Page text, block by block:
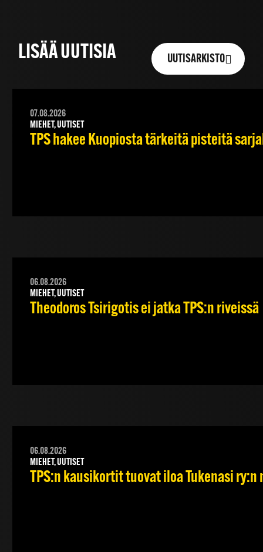
LISÄÄ UUTISIA UUTISARKISTO
07.08.2026
MIEHET, UUTISET
TPS hakee Kuopiosta tärkeitä pisteitä
06.08.2026
MIEHET, UUTISET
Theodoros Tsirigotis ei jatka TPS:n riveissä
06.08.2026
MIEHET, UUTISET
TPS:n kausikortit tuovat iloa Tukenasi